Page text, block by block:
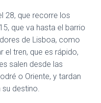
28, que recorre los
que va hasta el barrio
de Lisboa, como
el tren, que es rápido,
salen desde las
o Oriente, y tardan
su destino.